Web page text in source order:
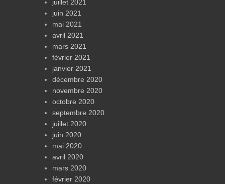
juillet 2021
juin 2021
mai 2021
avril 2021
mars 2021
février 2021
janvier 2021
décembre 2020
novembre 2020
octobre 2020
septembre 2020
juillet 2020
juin 2020
mai 2020
avril 2020
mars 2020
février 2020